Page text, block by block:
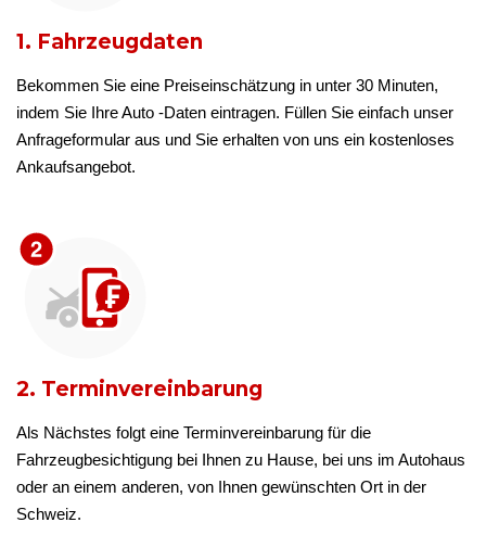
1. Fahrzeugdaten
Bekommen Sie eine Preiseinschätzung in unter 30 Minuten,
indem Sie Ihre Auto -Daten eintragen. Füllen Sie einfach unser
Anfrageformular aus und Sie erhalten von uns ein kostenloses
Ankaufsangebot.
2. Terminvereinbarung
Als Nächstes folgt eine Terminvereinbarung für die
Fahrzeugbesichtigung bei Ihnen zu Hause, bei uns im Autohaus
oder an einem anderen, von Ihnen gewünschten Ort in der
Schweiz.